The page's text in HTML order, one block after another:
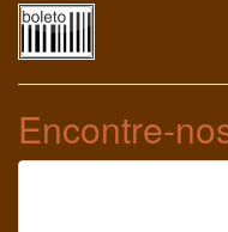
Encontre-